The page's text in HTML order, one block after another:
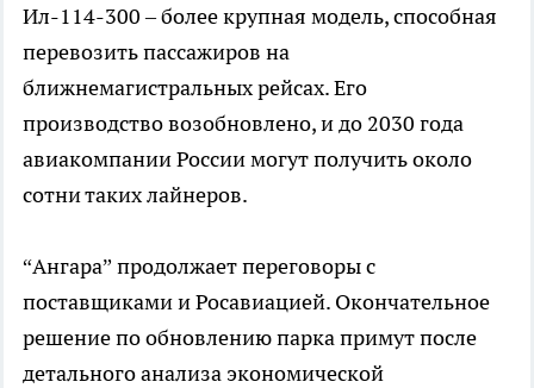
Ил-114-300 – более крупная модель, способная
перевозить пассажиров на
ближнемагистральных рейсах. Его
производство возобновлено, и до 2030 года
авиакомпании России могут получить около
сотни таких лайнеров.
“Ангара” продолжает переговоры с
поставщиками и Росавиацией. Окончательное
решение по обновлению парка примут после
детального анализа экономической